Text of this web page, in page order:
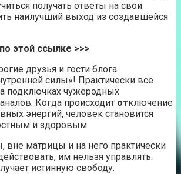
получать ответы на свои
наилучший выход из создавшейся
этой ссылке >>>
друзья и гости блога
силы»! Практически все
подключках чужеродных
Когда происходит отключение
энергий, человек становится
и здоровым.
вне матрицы и на него практически
им нельзя управлять.
истинную свободу.